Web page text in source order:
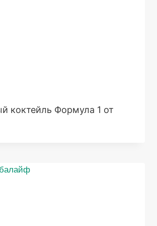
коктейль Формула 1 от